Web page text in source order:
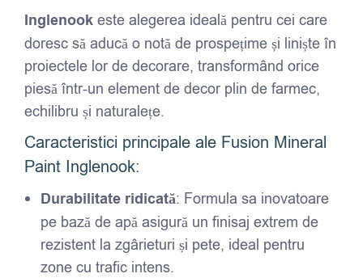
Inglenook este alegerea ideală pentru cei care
doresc să aducă o notă de prospețime și liniște în
proiectele lor de decorare, transformând orice
piesă într-un element de decor plin de farmec,
echilibru și naturalețe.
Caracteristici principale ale Fusion Mineral
Paint Inglenook:
Durabilitate ridicată: Formula sa inovatoare
pe bază de apă asigură un finisaj extrem de
rezistent la zgârieturi și pete, ideal pentru
zone cu trafic intens.